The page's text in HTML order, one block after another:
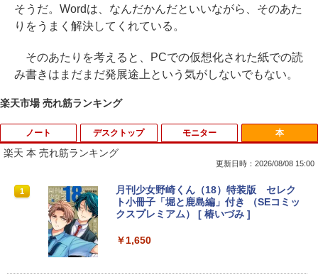
そうだ。Wordは、なんだかんだといいながら、そのあた
りをうまく解決してくれている。
そのあたりを考えると、PCでの仮想化された紙での読
み書きはまだまだ発展途上という気がしないでもない。
楽天市場 売れ筋ランキング
ノート
1
■新品■Panasonic Let's note CF-SZ5 C
F-SZ6 CF-SV1 CF-SV2 CF-SV7 CF-SV8
CF-SV9 日本語キーボード
￥4,620
デスクトップ モニター
1
【中古良品】【安心保証】PHILIPS 223V
5L 21.5 インチフル HD 液晶モニター HD
MI VGA 入力 角度調整可能
￥4,200
本
楽天 本 売れ筋ランキング
更新日時：2026/08/08 15:00
1
月刊少女野崎くん（18）特装版 セレク
ト小冊子「堀と鹿島編」付き （SEコミッ
クスプレミアム） [ 椿いづみ ]
￥1,650